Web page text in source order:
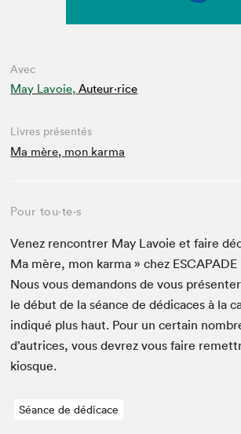
Avec
May Lavoie, Auteur·rice
Livres présentés
Ma mère, mon karma
Pour tou⋅te⋅s
Venez ren­con­tr­er May Lavoie et faire
Ma mère, mon kar­ma » chez ESCAPADE
Nous vous deman­dons de vous
le début de la séance de dédi­caces à la
indiqué plus haut. Pour un cer­tain
d’autrices, vous devrez vous faire
kiosque.
Séance de dédicace